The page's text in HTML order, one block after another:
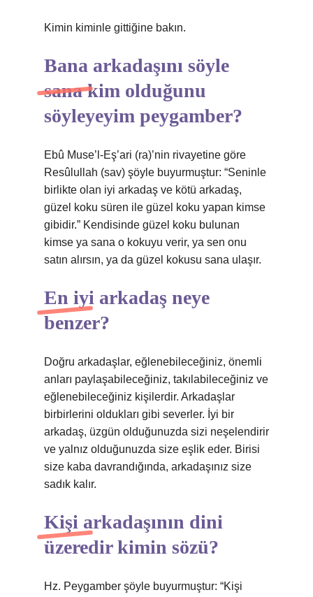
Kimin kiminle gittiğine bakın.
Bana arkadaşını söyle
sana kim olduğunu
söyleyeyim peygamber?
Ebû Muse’l-Eş’ari (ra)’nin rivayetine göre
Resûlullah (sav) şöyle buyurmuştur: “Seninle
birlikte olan iyi arkadaş ve kötü arkadaş,
güzel koku süren ile güzel koku yapan kimse
gibidir.” Kendisinde güzel koku bulunan
kimse ya sana o kokuyu verir, ya sen onu
satın alırsın, ya da güzel kokusu sana ulaşır.
En iyi arkadaş neye
benzer?
Doğru arkadaşlar, eğlenebileceğiniz, önemli
anları paylaşabileceğiniz, takılabileceğiniz ve
eğlenebileceğiniz kişilerdir. Arkadaşlar
birbirlerini oldukları gibi severler. İyi bir
arkadaş, üzgün olduğunuzda sizi neşelendirir
ve yalnız olduğunuzda size eşlik eder. Birisi
size kaba davrandığında, arkadaşınız size
sadık kalır.
Kişi arkadaşının dini
üzeredir kimin sözü?
Hz. Peygamber şöyle buyurmuştur: “Kişi